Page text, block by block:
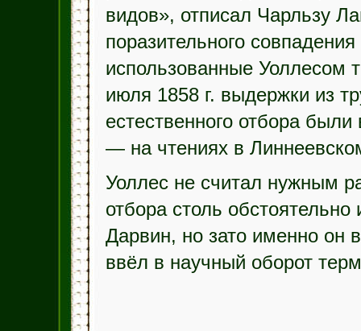
видов», отписал Чарльзу
поразительного
использованные Уоллесом
июля 1858 г. выдержки из
естественного отбора
— на чтениях в
Уоллес не считал нужным
отбора столь
Дарвин, но зато именно он
ввёл в научный оборот